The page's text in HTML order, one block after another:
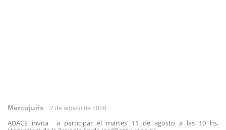
Mercojuris 2 de agosto de 2026
ADACE invita a participar el martes 11 de agosto a las 10 hs.